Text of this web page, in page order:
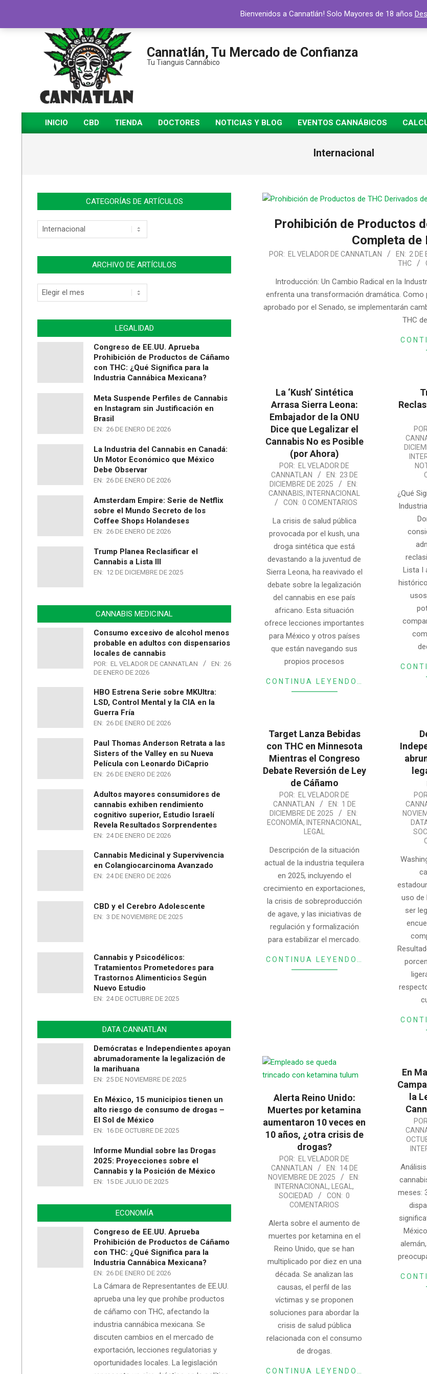
contenido
Cannatlán, Tu Mercado de Confianza
Tu Tianguis Cannábico
Menú
INICIO CBD TIENDA DOCTORES NOTICIAS Y BLOG EVENTOS CANNÁBICOS
Internacional
Prohibición de Productos
Completa
2026-
POR: EL VELADOR DE CANNATLAN EN: 2 DE
THC
Introducción: Un Cambio Radical en la
enfrenta una transformación dramática. Como
aprobado por el Senado, se implementarán
THC
La ‘Kush’ Sintética
Arrasa Sierra Leona:
Embajador de la ONU
Dice que Legalizar el
Cannabis No es Posible
(por Ahora)
2025-
12-
23
POR: EL VELADOR DE
CANNATLAN
EN: 23 DE
DICIEMBRE DE 2025
EN:
CANNABIS, INTERNACIONAL
CON: 0 COMENTARIOS
La crisis de salud pública
provocada por el kush, una
droga sintética que está
devastando a la juventud de
Sierra Leona, ha reavivado el
debate sobre la legalización
del cannabis en ese país
africano. Esta situación
ofrece lecciones importantes
para México y otros países
que están navegando sus
propios procesos
CONTINUA LEYENDO…
2025-
12-
¿Qué
Lista I
Target Lanza Bebidas
con THC en Minnesota
Mientras el Congreso
Debate Reversión de Ley
de Cáñamo
2025-
01
POR: EL VELADOR DE
CANNATLAN
EN: 1 DE
DICIEMBRE DE 2025
EN:
ECONOMÍA, INTERNACIONAL,
LEGAL
Descripción de la situación
actual de la industria tequilera
en 2025, incluyendo el
crecimiento en exportaciones,
la crisis de sobreproducción
de agave, y las iniciativas de
regulación y formalización
para estabilizar el mercado.
CONTINUA LEYENDO…
2025-
11-
uso de
ser
Alerta Reino Unido:
Muertes por ketamina
aumentaron 10 veces en
10 años, ¿otra crisis de
drogas?
2025-
11-
POR: EL VELADOR DE
CANNATLAN
EN: 14 DE
NOVIEMBRE DE 2025
EN:
INTERNACIONAL, LEGAL,
SOCIEDAD
CON: 0
COMENTARIOS
Alerta sobre el aumento de
muertes por ketamina en el
Reino Unido, que se han
multiplicado por diez en una
década. Se analizan las
causas, el perfil de las
víctimas y se proponen
soluciones para abordar la
crisis de salud pública
relacionada con el consumo
de drogas.
CONTINUA LEYENDO…
En
la
2025-
10-
meses:
CATEGORÍAS DE ARTÍCULOS
Categorías
de
ARCHIVO DE ARTÍCULOS
Archivo
de
LEGALIDAD
Congreso de EE.UU. Aprueba
Prohibición de Productos de Cáñamo
con THC: ¿Qué Significa para la
Industria Cannábica Mexicana?
Meta Suspende Perfiles de Cannabis
en Instagram sin Justificación en
Brasil
EN: 26 DE ENERO DE 2026
La Industria del Cannabis en Canadá:
Un Motor Económico que México
Debe Observar
EN: 26 DE ENERO DE 2026
Amsterdam Empire: Serie de Netflix
sobre el Mundo Secreto de los
Coffee Shops Holandeses
EN: 26 DE ENERO DE 2026
Trump Planea Reclasificar el
Cannabis a Lista III
EN: 12 DE DICIEMBRE DE 2025
CANNABIS MEDICINAL
Consumo excesivo de alcohol menos
probable en adultos con dispensarios
locales de cannabis
POR: EL VELADOR DE CANNATLAN EN: 26
DE ENERO DE 2026
HBO Estrena Serie sobre MKUltra:
LSD, Control Mental y la CIA en la
Guerra Fría
EN: 26 DE ENERO DE 2026
Paul Thomas Anderson Retrata a las
Sisters of the Valley en su Nueva
Película con Leonardo DiCaprio
EN: 26 DE ENERO DE 2026
Adultos mayores consumidores de
cannabis exhiben rendimiento
cognitivo superior, Estudio Israelí
Revela Resultados Sorprendentes
EN: 24 DE ENERO DE 2026
Cannabis Medicinal y Supervivencia
en Colangiocarcinoma Avanzado
EN: 24 DE ENERO DE 2026
CBD y el Cerebro Adolescente
EN: 3 DE NOVIEMBRE DE 2025
Cannabis y Psicodélicos:
Tratamientos Prometedores para
Trastornos Alimenticios Según
Nuevo Estudio
EN: 24 DE OCTUBRE DE 2025
DATA CANNATLAN
Demócratas e Independientes apoyan
abrumadoramente la legalización de
la marihuana
EN: 25 DE NOVIEMBRE DE 2025
En México, 15 municipios tienen un
alto riesgo de consumo de drogas –
El Sol de México
EN: 16 DE OCTUBRE DE 2025
Informe Mundial sobre las Drogas
2025: Proyecciones sobre el
Cannabis y la Posición de México
EN: 15 DE JULIO DE 2025
ECONOMÍA
Congreso de EE.UU. Aprueba
Prohibición de Productos de Cáñamo
con THC: ¿Qué Significa para la
Industria Cannábica Mexicana?
EN: 26 DE ENERO DE 2026
La Cámara de Representantes de EE.UU.
aprueba una ley que prohíbe productos
de cáñamo con THC, afectando la
industria cannábica mexicana. Se
discuten cambios en el mercado de
exportación, lecciones regulatorias y
oportunidades locales. La legislación
Bienvenidos a Cannatlán! Solo Mayores de 18 años